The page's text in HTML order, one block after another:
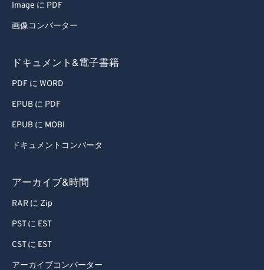
Image に PDF
画像コンバーター
ドキュメント&電子書籍
PDF に WORD
EPUB に PDF
EPUB に MOBI
ドキュメントコンバータ
アーカイブ&時間
RAR に Zip
PST に EST
CST に EST
アーカイブコンバーター